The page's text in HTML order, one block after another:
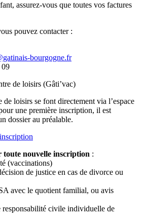
assurez-vous que toutes vos factures
pouvez contacter :
bourgogne.fr
09
de loisirs (Gâti’vac)
loisirs se font directement via l’espace
une première inscription, il est
dossier au préalable.
toute nouvelle inscription :
(vaccinations)
de justice en cas de divorce ou
avec le quotient familial, ou avis
responsabilité civile individuelle de